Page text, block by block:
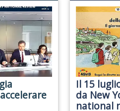
Il 15
da New
national